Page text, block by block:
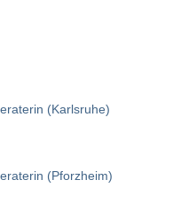
(Karlsruhe)
(Pforzheim)